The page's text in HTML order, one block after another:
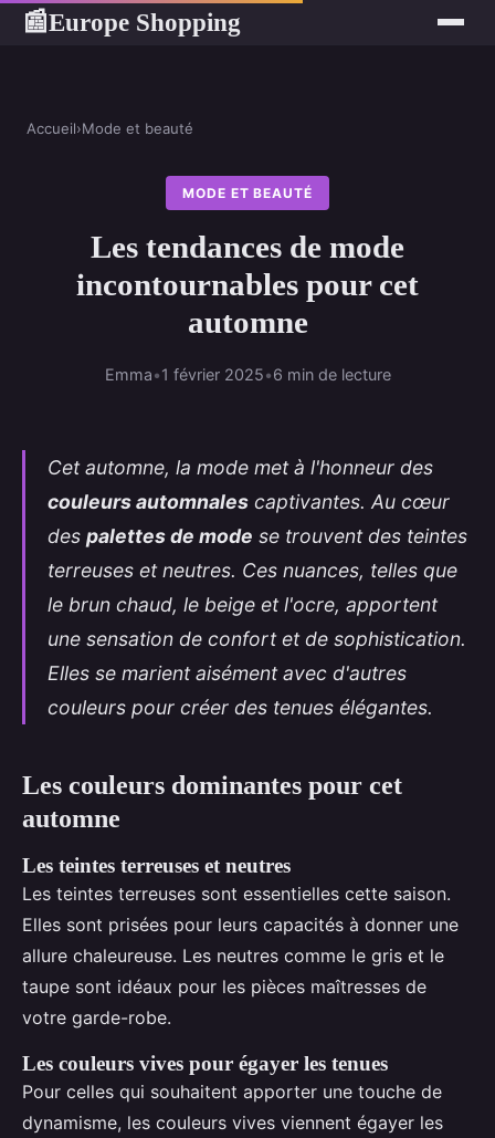
📰Europe Shopping
Accueil›Mode et beauté
MODE ET BEAUTÉ
Les tendances de mode
incontournables pour cet
automne
Emma•1 février 2025•6 min de lecture
Cet automne, la mode met à l'honneur des
couleurs automnales captivantes. Au cœur
des palettes de mode se trouvent des teintes
terreuses et neutres. Ces nuances, telles que
le brun chaud, le beige et l'ocre, apportent
une sensation de confort et de sophistication.
Elles se marient aisément avec d'autres
couleurs pour créer des tenues élégantes.
Les couleurs dominantes pour cet
automne
Les teintes terreuses et neutres
Les teintes terreuses sont essentielles cette saison.
Elles sont prisées pour leurs capacités à donner une
allure chaleureuse. Les neutres comme le gris et le
taupe sont idéaux pour les pièces maîtresses de
votre garde-robe.
Les couleurs vives pour égayer les tenues
Pour celles qui souhaitent apporter une touche de
dynamisme, les couleurs vives viennent égayer les